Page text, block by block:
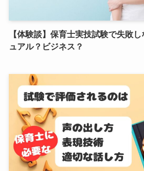
【体験談】保育士実技試験で失敗
ュアル？ビジネス？